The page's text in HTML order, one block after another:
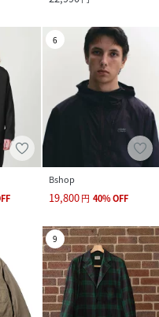
6
Bshop
19,800円 40%OFF
9